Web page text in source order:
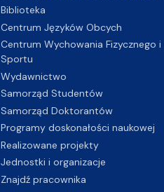
Biblioteka
Centrum Języków Obcych
Centrum Wychowania Fizycznego i
Sportu
Wydawnictwo
Samorząd Studentów
Samorząd Doktorantów
Programy doskonałości naukowej
Realizowane projekty
Jednostki i organizacje
Znajdź pracownika